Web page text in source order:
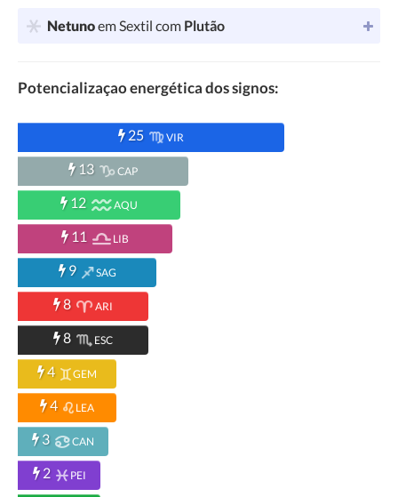
Netunoem Sextil com Plutão
Potencializaçao energética dos signos:
25 VIR
13 CAP
12 AQU
11 LIB
9 SAG
8 ARI
8 ESC
4 GEM
4 LEA
3 CAN
2 PEI